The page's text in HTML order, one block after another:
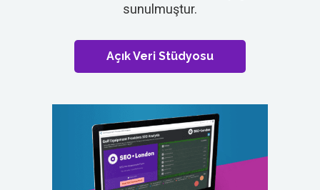
sunulmuştur.
Açık Veri Stüdyosu